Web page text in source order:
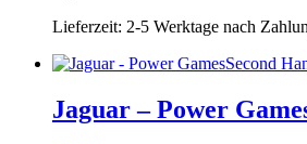
Lieferzeit: 2-5 Werktage nach
Second
Jaguar – Power